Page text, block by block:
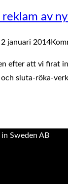
reklam av
2 januari 2014
efter att vi firat
och sluta-röka-
Sweden AB